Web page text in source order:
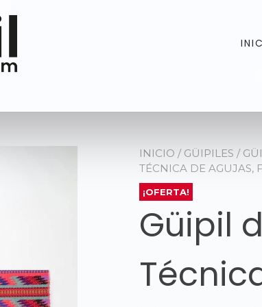
INICIO / GÜIPILES /
TÉCNICA DE AGUJAS,
¡OFERTA!
Güipil